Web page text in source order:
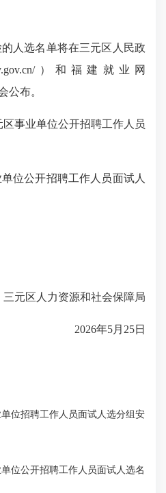
选名单将在三元区人民政
）和福建就业网
公布。
事业单位公开招聘工作人员
位公开招聘工作人员面试人
区人力资源和社会保障局
2026年5月25日
位招聘工作人员面试人选分组安
位公开招聘工作人员面试人选名